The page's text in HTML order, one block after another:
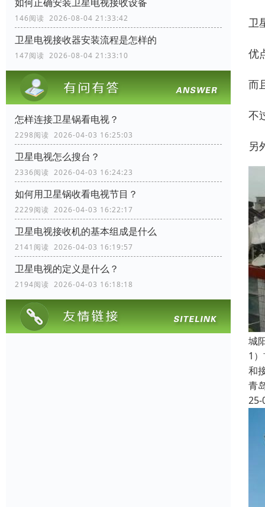
146阅读 2026-08-04 21:33:42
卫星电视接收器安装流程是怎样的
147阅读 2026-08-04 21:33:10
怎样连接卫星锅看电视？
2298阅读 2026-04-03 16:25:03
卫星电视怎么搜台？
2336阅读 2026-04-03 16:24:23
如何用卫星锅收看电视节目？
2229阅读 2026-04-03 16:22:17
卫星电视接收机的基本组成是什么
2141阅读 2026-04-03 16:19:57
卫星电视的定义是什么？
2194阅读 2026-04-03 16:18:18
卫
优
而
不
另
城
1
和
青
25-